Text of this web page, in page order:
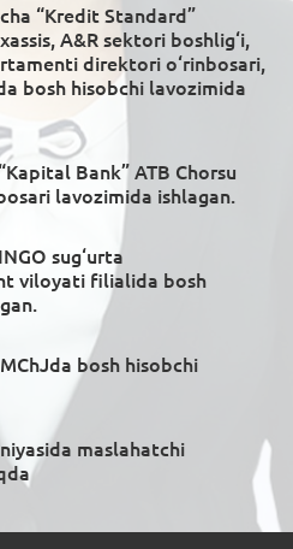
“Kredit Standard”
A&R sektori boshlig‘i,
direktori o‘rinbosari,
bosh hisobchi lavozimida
Bank” ATB Chorsu
lavozimida ishlagan.
sug‘urta
viloyati filialida bosh
bosh hisobchi
maslahatchi